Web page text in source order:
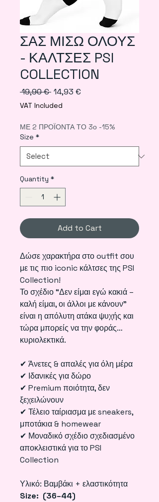
ΣΑΣ ΜΙΣΩ ΟΛΟΥΣ
- ΚΑΛΤΣΕΣ PSI
COLLECTION
19,90 € Regular
Price
14,93 €
VAT Included
ΜΕ 2 ΠΡΟΪΟΝΤΑ ΤΟ 3ο -15%
Size *
Quantity *
Add to Cart
Δώσε χαρακτήρα στο outfit σου
με τις πιο iconic κάλτσες της PSI
Collection!
Το σχέδιο “Δεν είμαι εγώ κακιά –
καλή είμαι, οι άλλοι με κάνουν”
είναι η απόλυτη ατάκα ψυχής και
τώρα μπορείς να την φοράς…
κυριολεκτικά.
✔ Άνετες & απαλές για όλη μέρα
✔ Ιδανικές για δώρο
✔ Premium ποιότητα, δεν
ξεχειλώνουν
✔ Τέλειο ταίριασμα με sneakers,
μποτάκια & homewear
✔ Μοναδικό σχέδιο σχεδιασμένο
αποκλειστικά για το PSI
Collection
Υλικό: Βαμβάκι + ελαστικότητα
Size: (36–44)